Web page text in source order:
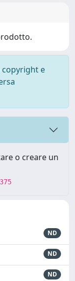
copyright e
o creare un
ND
ND
ND